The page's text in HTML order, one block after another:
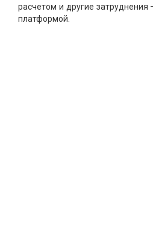
расчетом и другие затруднения
платформой.